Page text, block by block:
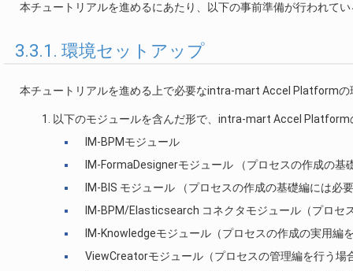
本チュートリアルを進めるにあたり、以下の事前準備が行われて
3.3.1. 環境セットアップ
本チュートリアルを進める上で必要なintra-mart Accel Platformの
以下のモジュールを含んだ形で、intra-mart Accel
IM-BPMモジュール
IM-FormaDesignerモジュール （プロセスの作成の基
IM-BIS モジュール （プロセスの作成の基礎編には必
IM-BPM/Elasticsearch コネクタモジュール（プロセ
IM-Knowledgeモジュール（プロセスの作成の実用編
ViewCreatorモジュール（プロセスの管理編を行う場